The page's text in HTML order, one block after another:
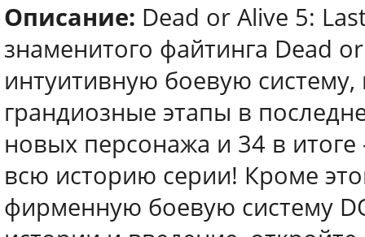
Описание: Dead or Alive 5:
знаменитого файтинга Dead
интуитивную боевую
грандиозные этапы в
новых персонажа и 34 в
всю историю серии! Кроме
фирменную боевую систему